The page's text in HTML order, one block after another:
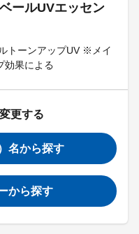
ールUVエッセン
トーンアップUV ※メイ
効果による
更する
名から探す
から探す